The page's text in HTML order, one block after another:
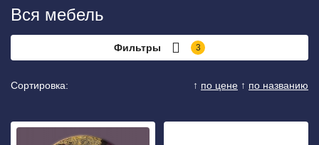
Вся мебель
Фильтры 3
Сортировка: ↑ по цене ↑ по названию